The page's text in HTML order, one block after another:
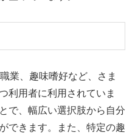
業、趣味嗜好など、さま
利用者に利用されていま
で、幅広い選択肢から自分
できます。また、特定の趣